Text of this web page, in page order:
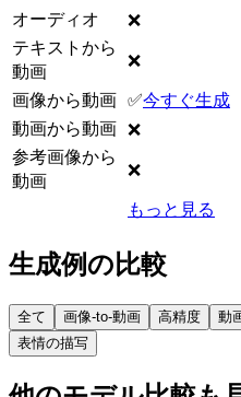
オーディオ
❌
テキストから
動画
❌
画像から動画 ✅今すぐ生成
動画から動画 ❌
参考画像から
動画
❌
もっと見る
生成例の比較
全て 画像-to-動画 高精度 動
表情の描写